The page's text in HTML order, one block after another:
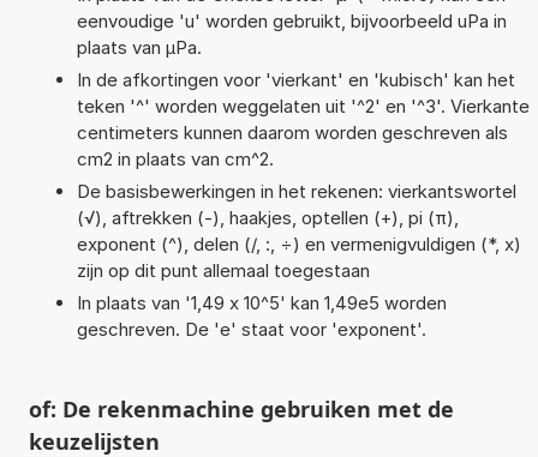
eenvoudige 'u' worden gebruikt, bijvoorbeeld uPa in
plaats van µPa.
In de afkortingen voor 'vierkant' en 'kubisch' kan het
teken '^' worden weggelaten uit '^2' en '^3'. Vierkante
centimeters kunnen daarom worden geschreven als
cm2 in plaats van cm^2.
De basisbewerkingen in het rekenen: vierkantswortel
(√), aftrekken (-), haakjes, optellen (+), pi (π),
exponent (^), delen (/, :, ÷) en vermenigvuldigen (*, x)
zijn op dit punt allemaal toegestaan
In plaats van '1,49 x 10^5' kan 1,49e5 worden
geschreven. De 'e' staat voor 'exponent'.
of: De rekenmachine gebruiken met de
keuzelijsten